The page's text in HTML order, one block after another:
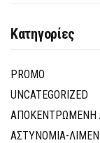
Κατηγορίες
PROMO
UNCATEGORIZED
ΑΠΟΚΕΝΤΡΩΜΕΝΗ
ΑΣΤΥΝΟΜΙΑ-